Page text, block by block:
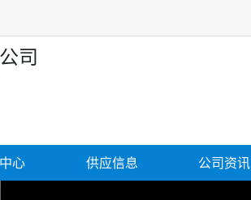
司
心 供应信息 公司资讯